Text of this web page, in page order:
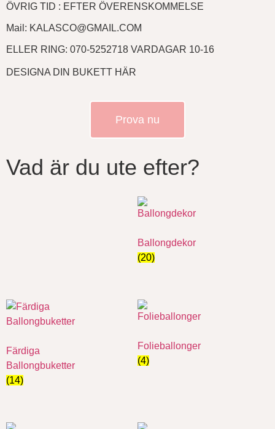
ÖVRIG TID : EFTER ÖVERENSKOMMELSE
Mail: KALASCO@GMAIL.COM
ELLER RING: 070-5252718 VARDAGAR 10-16
DESIGNA DIN BUKETT HÄR
Prova nu
Vad är du ute efter?
Ballongdekor
(20)
Färdiga
Ballongbuketter
(14)
Folieballonger
(4)